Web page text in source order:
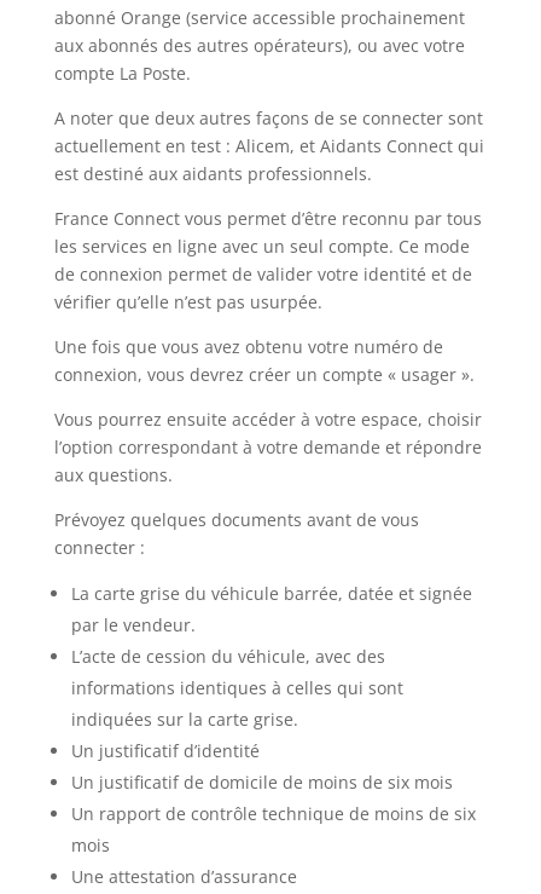
abonné Orange (service accessible prochainement
aux abonnés des autres opérateurs), ou avec votre
compte La Poste.
A noter que deux autres façons de se connecter sont
actuellement en test : Alicem, et Aidants Connect qui
est destiné aux aidants professionnels.
France Connect vous permet d’être reconnu par tous
les services en ligne avec un seul compte. Ce mode
de connexion permet de valider votre identité et de
vérifier qu’elle n’est pas usurpée.
Une fois que vous avez obtenu votre numéro de
connexion, vous devrez créer un compte « usager ».
Vous pourrez ensuite accéder à votre espace, choisir
l’option correspondant à votre demande et répondre
aux questions.
Prévoyez quelques documents avant de vous
connecter :
La carte grise du véhicule barrée, datée et signée
par le vendeur.
L’acte de cession du véhicule, avec des
informations identiques à celles qui sont
indiquées sur la carte grise.
Un justificatif d’identité
Un justificatif de domicile de moins de six mois
Un rapport de contrôle technique de moins de six
mois
Une attestation d’assurance